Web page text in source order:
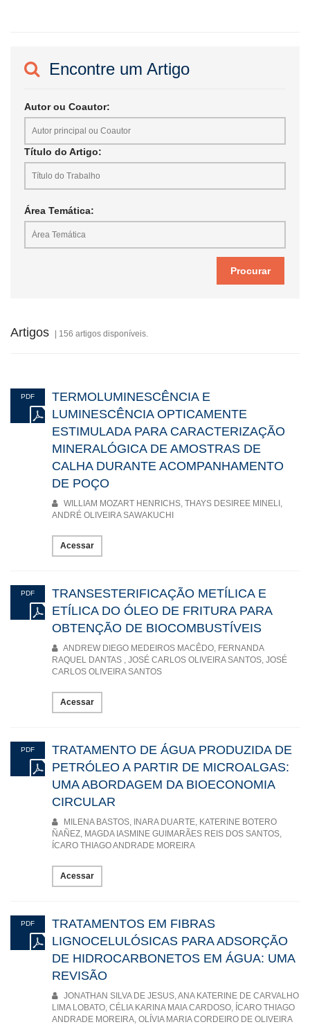
Encontre um Artigo
Autor ou Coautor:
Título do Artigo:
Área Temática:
Artigos | 156 artigos disponíveis.
PDF
TERMOLUMINESCÊNCIA E
LUMINESCÊNCIA OPTICAMENTE
ESTIMULADA PARA CARACTERIZAÇÃO
MINERALÓGICA DE AMOSTRAS DE
CALHA DURANTE ACOMPANHAMENTO
DE POÇO
WILLIAM MOZART HENRICHS, THAYS DESIREE MINELI,
ANDRÉ OLIVEIRA SAWAKUCHI
Acessar
PDF
TRANSESTERIFICAÇÃO METÍLICA E
ETÍLICA DO ÓLEO DE FRITURA PARA
OBTENÇÃO DE BIOCOMBUSTÍVEIS
ANDREW DIEGO MEDEIROS MACÊDO, FERNANDA
RAQUEL DANTAS , JOSÉ CARLOS OLIVEIRA SANTOS, JOSÉ
CARLOS OLIVEIRA SANTOS
Acessar
PDF
TRATAMENTO DE ÁGUA PRODUZIDA DE
PETRÓLEO A PARTIR DE MICROALGAS:
UMA ABORDAGEM DA BIOECONOMIA
CIRCULAR
MILENA BASTOS, INARA DUARTE, KATERINE BOTERO
ÑAÑEZ, MAGDA IASMINE GUIMARÃES REIS DOS SANTOS,
ÍCARO THIAGO ANDRADE MOREIRA
Acessar
PDF
TRATAMENTOS EM FIBRAS
LIGNOCELULÓSICAS PARA ADSORÇÃO
DE HIDROCARBONETOS EM ÁGUA: UMA
REVISÃO
JONATHAN SILVA DE JESUS, ANA KATERINE DE CARVALHO
LIMA LOBATO, CÉLIA KARINA MAIA CARDOSO, ÍCARO THIAGO
ANDRADE MOREIRA, OLÍVIA MARIA CORDEIRO DE OLIVEIRA